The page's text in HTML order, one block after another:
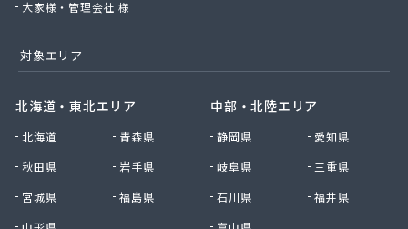
株式会社山源服部商会
株式会社山新プロパン部
株式会社山田幸一商店
株式会社小林本店
株式会社小林本店稲沢店
株式会社松村プロパン部
株式会社新東
株式会社森上製油所
大家様・管理会社 様
対象エリア
北海道・東北エリア
北海道
青森県
秋田県
岩手県
宮城県
福島県
中部・北陸エリア
静岡県
愛知県
岐阜県
三重県
石川県
福井県